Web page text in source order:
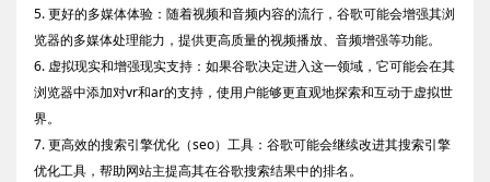
5. 更好的多媒体体验：随着视频和音频内容的流行，谷歌可能会增强其浏
览器的多媒体处理能力，提供更高质量的视频播放、音频增强等功能。
6. 虚拟现实和增强现实支持：如果谷歌决定进入这一领域，它可能会在其
浏览器中添加对vr和ar的支持，使用户能够更直观地探索和互动于虚拟世
界。
7. 更高效的搜索引擎优化（seo）工具：谷歌可能会继续改进其搜索引擎
优化工具，帮助网站主提高其在谷歌搜索结果中的排名。